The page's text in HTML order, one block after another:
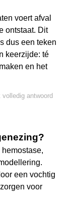
voert afval
ontstaat. Dit
dus een teken
keerzijde: té
en het
volledig antwoord
een vochtig
voor